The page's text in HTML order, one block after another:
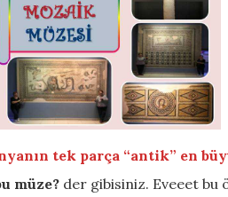
tek parça “antik” en
müze? der gibisiniz. Eveeet bu